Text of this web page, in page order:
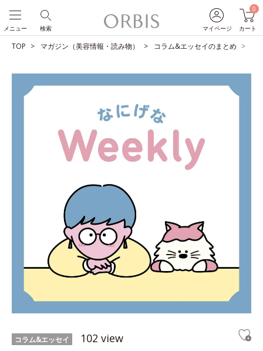
マイページ
0
カート
検索
メニュー
TOP マガジン（美容情報・読み物） コラム&エッセイのまとめ
コラム&エッセイ 102 view